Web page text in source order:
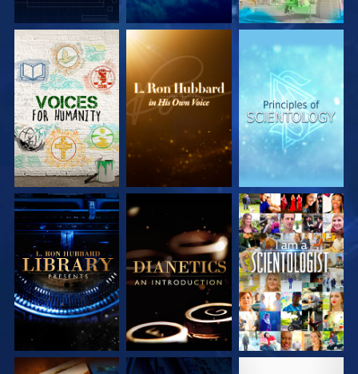
DÉCOUVRIR LES
SÉRIES
DÉCOUVRIR LES
SÉRIES
DÉCOUVRIR LES
SÉRIES
DÉCOUVRIR LES
SÉRIES
DÉCOUVRIR LES
SÉRIES
REGARDER